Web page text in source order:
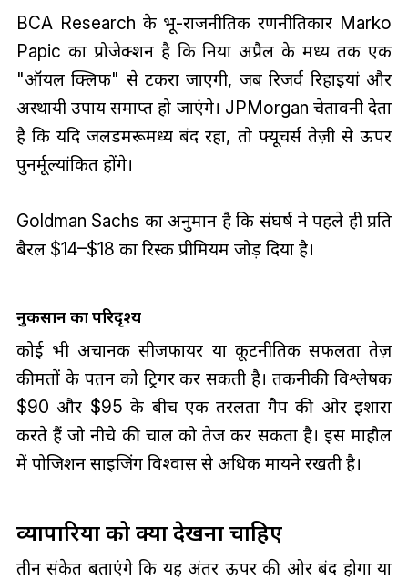
BCA Research के भू-राजनीतिक रणनीतिकार Marko
Papic का प्रोजेक्शन है कि दुनिया अप्रैल के मध्य तक एक
"ऑयल क्लिफ" से टकरा जाएगी, जब रिजर्व रिहाइयां और
अस्थायी उपाय समाप्त हो जाएंगे। JPMorgan चेतावनी देता
है कि यदि जलडमरूमध्य बंद रहा, तो फ्यूचर्स तेज़ी से ऊपर
पुनर्मूल्यांकित होंगे।
Goldman Sachs का अनुमान है कि संघर्ष ने पहले ही प्रति
बैरल $14–$18 का रिस्क प्रीमियम जोड़ दिया है।
नुकसान का परिदृश्य
कोई भी अचानक सीजफायर या कूटनीतिक सफलता तेज़
कीमतों के पतन को ट्रिगर कर सकती है। तकनीकी विश्लेषक
$90 और $95 के बीच एक तरलता गैप की ओर इशारा
करते हैं जो नीचे की चाल को तेज कर सकता है। इस माहौल
में पोजिशन साइजिंग विश्वास से अधिक मायने रखती है।
व्यापारियों को क्या देखना चाहिए
तीन संकेत बताएंगे कि यह अंतर ऊपर की ओर बंद होगा या